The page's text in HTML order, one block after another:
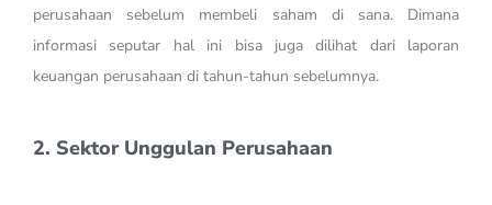
perusahaan sebelum membeli saham di sana. Dimana
informasi seputar hal ini bisa juga dilihat dari laporan
keuangan perusahaan di tahun-tahun sebelumnya.
2. Sektor Unggulan Perusahaan